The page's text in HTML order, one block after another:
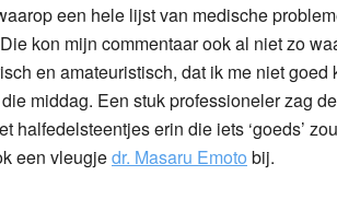
een hele lijst van medische
kon mijn commentaar ook al niet zo
en amateuristisch, dat ik me niet
middag. Een stuk professioneler zag
halfedelsteentjes erin die iets ‘goeds’
een vleugjedr. Masaru Emoto bij.